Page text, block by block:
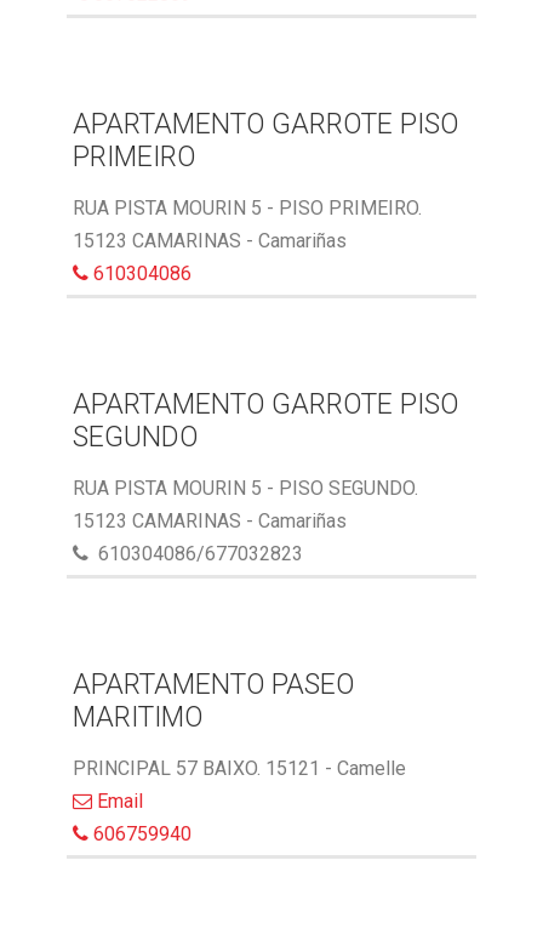
APARTAMENTO GARROTE PISO
PRIMEIRO
RUA PISTA MOURIN 5 - PISO PRIMEIRO.
15123 CAMARINAS - Camariñas
610304086
APARTAMENTO GARROTE PISO
SEGUNDO
RUA PISTA MOURIN 5 - PISO SEGUNDO.
15123 CAMARINAS - Camariñas
610304086/677032823
APARTAMENTO PASEO
MARITIMO
PRINCIPAL 57 BAIXO. 15121 - Camelle
Email
606759940